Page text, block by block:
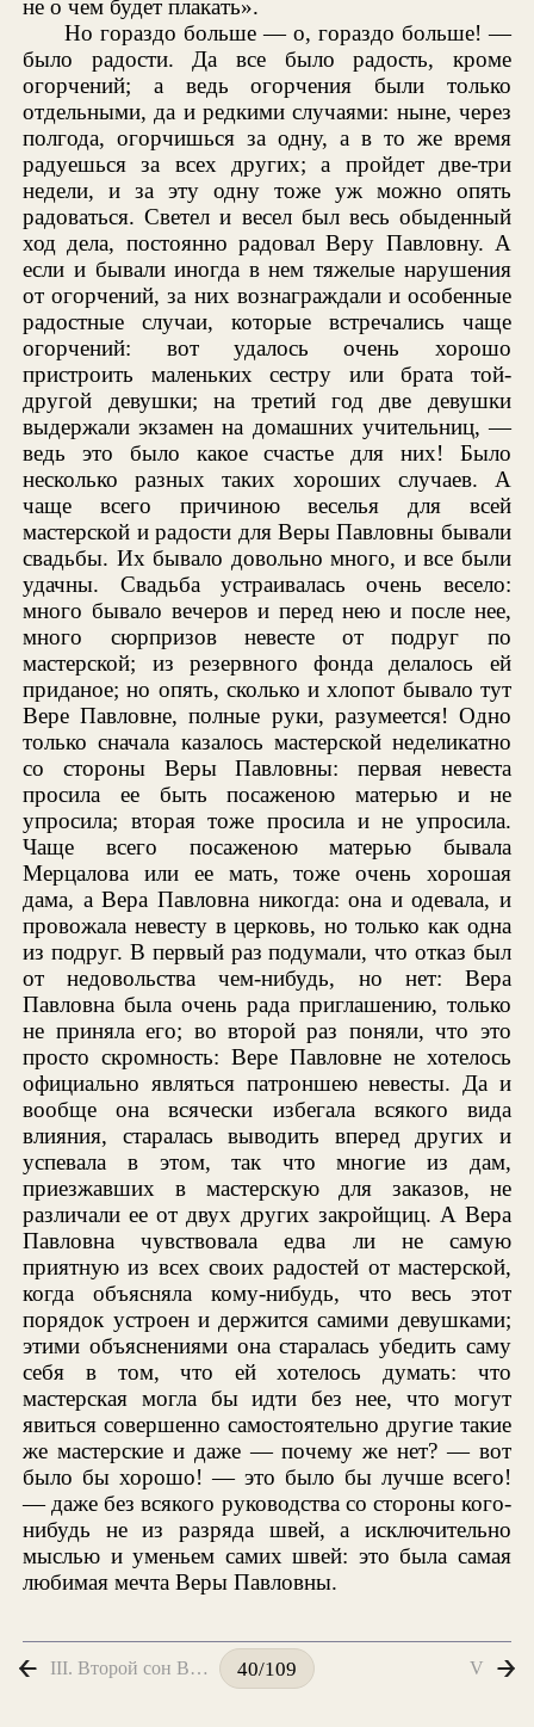
не о чем будет плакать».
Но гораздо больше — о, гораздо больше! —
было радости. Да все было радость, кроме
огорчений; а ведь огорчения были только
отдельными, да и редкими случаями: ныне, через
полгода, огорчишься за одну, а в то же время
радуешься за всех других; а пройдет две-три
недели, и за эту одну тоже уж можно опять
радоваться. Светел и весел был весь обыденный
ход дела, постоянно радовал Веру Павловну. А
если и бывали иногда в нем тяжелые нарушения
от огорчений, за них вознаграждали и особенные
радостные случаи, которые встречались чаще
огорчений: вот удалось очень хорошо
пристроить маленьких сестру или брата той-
другой девушки; на третий год две девушки
выдержали экзамен на домашних учительниц, —
ведь это было какое счастье для них! Было
несколько разных таких хороших случаев. А
чаще всего причиною веселья для всей
мастерской и радости для Веры Павловны бывали
свадьбы. Их бывало довольно много, и все были
удачны. Свадьба устраивалась очень весело:
много бывало вечеров и перед нею и после нее,
много сюрпризов невесте от подруг по
мастерской; из резервного фонда делалось ей
приданое; но опять, сколько и хлопот бывало тут
Вере Павловне, полные руки, разумеется! Одно
только сначала казалось мастерской неделикатно
со стороны Веры Павловны: первая невеста
просила ее быть посаженою матерью и не
упросила; вторая тоже просила и не упросила.
Чаще всего посаженою матерью бывала
Мерцалова или ее мать, тоже очень хорошая
дама, а Вера Павловна никогда: она и одевала, и
провожала невесту в церковь, но только как одна
из подруг. В первый раз подумали, что отказ был
от недовольства чем-нибудь, но нет: Вера
Павловна была очень рада приглашению, только
не приняла его; во второй раз поняли, что это
просто скромность: Вере Павловне не хотелось
официально являться патроншею невесты. Да и
вообще она всячески избегала всякого вида
влияния, старалась выводить вперед других и
успевала в этом, так что многие из дам,
приезжавших в мастерскую для заказов, не
различали ее от двух других закройщиц. А Вера
Павловна чувствовала едва ли не самую
приятную из всех своих радостей от мастерской,
когда объясняла кому-нибудь, что весь этот
порядок устроен и держится самими девушками;
этими объяснениями она старалась убедить саму
себя в том, что ей хотелось думать: что
мастерская могла бы идти без нее, что могут
явиться совершенно самостоятельно другие такие
же мастерские и даже — почему же нет? — вот
было бы хорошо! — это было бы лучше всего!
— даже без всякого руководства со стороны кого-
нибудь не из разряда швей, а исключительно
мыслью и уменьем самих швей: это была самая
любимая мечта Веры Павловны.
III. Второй сон Веры Павловны 40/109 V